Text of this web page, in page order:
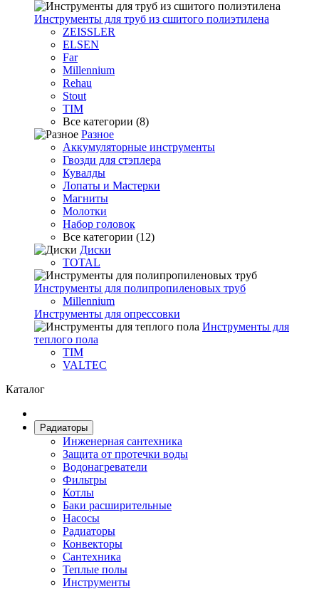
Инструменты для труб из сшитого полиэтилена
ZEISSLER
ELSEN
Far
Millennium
Rehau
Stout
TIM
Все категории (8)
Разное
Аккумуляторные инструменты
Гвозди для стэплера
Кувалды
Лопаты и Мастерки
Магниты
Молотки
Набор головок
Все категории (12)
Диски
TOTAL
Инструменты для полипропиленовых труб
Millennium
Инструменты для опрессовки
Инструменты для
теплого пола
TIM
VALTEC
Каталог
Радиаторы
Инженерная сантехника
Защита от протечки воды
Водонагреватели
Фильтры
Котлы
Баки расширительные
Насосы
Радиаторы
Конвекторы
Сантехника
Теплые полы
Инструменты